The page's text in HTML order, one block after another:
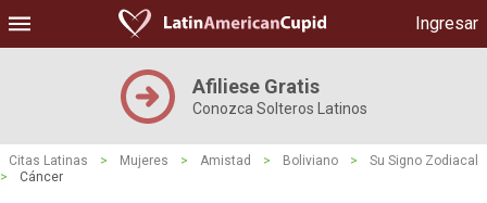
Ingresar
Afiliese Gratis
Conozca Solteros Latinos
Citas Latinas > Mujeres > Amistad > Boliviano >
Su Signo Zodiacal
>
Cáncer